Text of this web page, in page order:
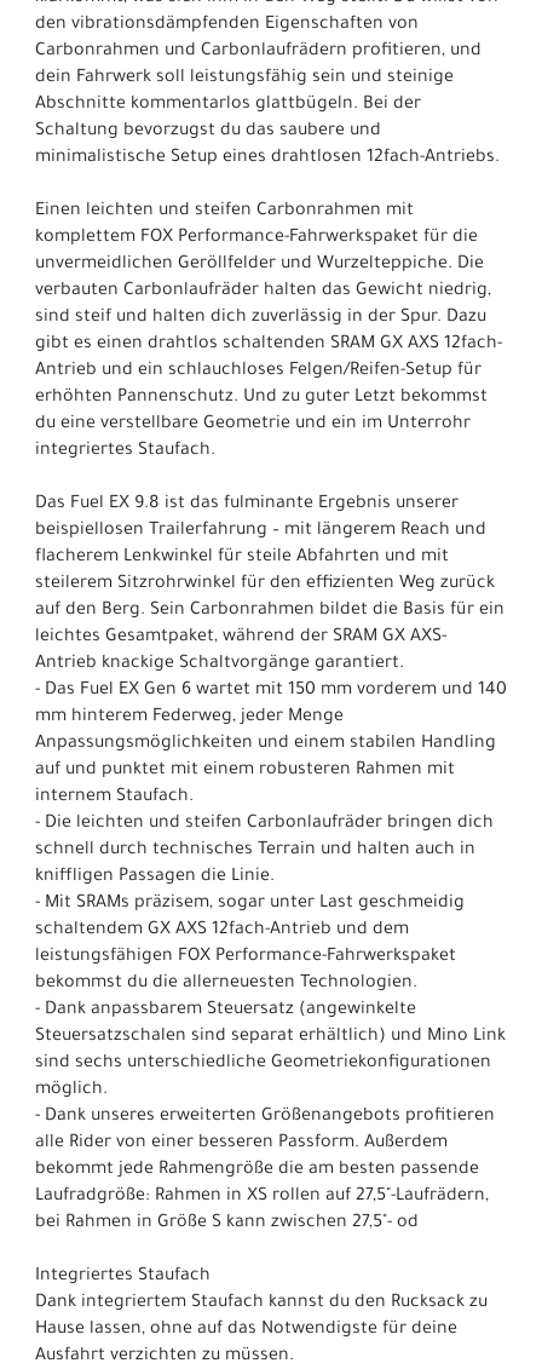
den vibrationsdämpfenden Eigenschaften von
Carbonrahmen und Carbonlaufrädern profitieren, und
dein Fahrwerk soll leistungsfähig sein und steinige
Abschnitte kommentarlos glattbügeln. Bei der
Schaltung bevorzugst du das saubere und
minimalistische Setup eines drahtlosen 12fach-Antriebs.
Einen leichten und steifen Carbonrahmen mit
komplettem FOX Performance-Fahrwerkspaket für die
unvermeidlichen Geröllfelder und Wurzelteppiche. Die
verbauten Carbonlaufräder halten das Gewicht niedrig,
sind steif und halten dich zuverlässig in der Spur. Dazu
gibt es einen drahtlos schaltenden SRAM GX AXS 12fach-
Antrieb und ein schlauchloses Felgen/Reifen-Setup für
erhöhten Pannenschutz. Und zu guter Letzt bekommst
du eine verstellbare Geometrie und ein im Unterrohr
integriertes Staufach.
Das Fuel EX 9.8 ist das fulminante Ergebnis unserer
beispiellosen Trailerfahrung – mit längerem Reach und
flacherem Lenkwinkel für steile Abfahrten und mit
steilerem Sitzrohrwinkel für den effizienten Weg zurück
auf den Berg. Sein Carbonrahmen bildet die Basis für ein
leichtes Gesamtpaket, während der SRAM GX AXS-
Antrieb knackige Schaltvorgänge garantiert.
- Das Fuel EX Gen 6 wartet mit 150 mm vorderem und 140
mm hinterem Federweg, jeder Menge
Anpassungsmöglichkeiten und einem stabilen Handling
auf und punktet mit einem robusteren Rahmen mit
internem Staufach.
- Die leichten und steifen Carbonlaufräder bringen dich
schnell durch technisches Terrain und halten auch in
kniffligen Passagen die Linie.
- Mit SRAMs präzisem, sogar unter Last geschmeidig
schaltendem GX AXS 12fach-Antrieb und dem
leistungsfähigen FOX Performance-Fahrwerkspaket
bekommst du die allerneuesten Technologien.
- Dank anpassbarem Steuersatz (angewinkelte
Steuersatzschalen sind separat erhältlich) und Mino Link
sind sechs unterschiedliche Geometriekonfigurationen
möglich.
- Dank unseres erweiterten Größenangebots profitieren
alle Rider von einer besseren Passform. Außerdem
bekommt jede Rahmengröße die am besten passende
Laufradgröße: Rahmen in XS rollen auf 27,5"-Laufrädern,
bei Rahmen in Größe S kann zwischen 27,5"- od
Integriertes Staufach
Dank integriertem Staufach kannst du den Rucksack zu
Hause lassen, ohne auf das Notwendigste für deine
Ausfahrt verzichten zu müssen.